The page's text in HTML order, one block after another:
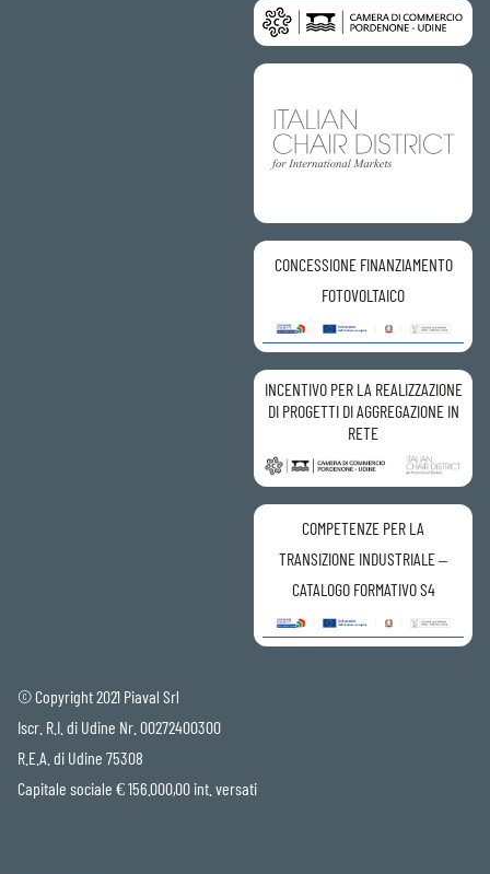
CONCESSIONE FINANZIAMENTO
FOTOVOLTAICO
INCENTIVO PER LA REALIZZAZIONE
DI PROGETTI DI AGGREGAZIONE IN
RETE
COMPETENZE PER LA
TRANSIZIONE INDUSTRIALE –
CATALOGO FORMATIVO S4
© Copyright 2021 Piaval Srl
Iscr. R.I. di Udine Nr. 00272400300
R.E.A. di Udine 75308
Capitale sociale € 156.000,00 int. versati